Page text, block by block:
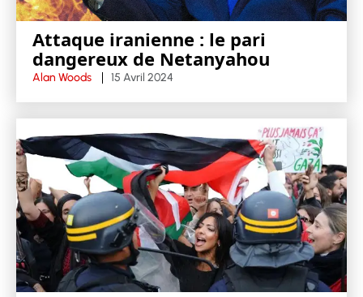
Attaque iranienne : le pari
dangereux de Netanyahou
Alan Woods 15 Avril 2024